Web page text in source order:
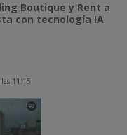
Boutique y Rent a
con tecnología IA
11:15